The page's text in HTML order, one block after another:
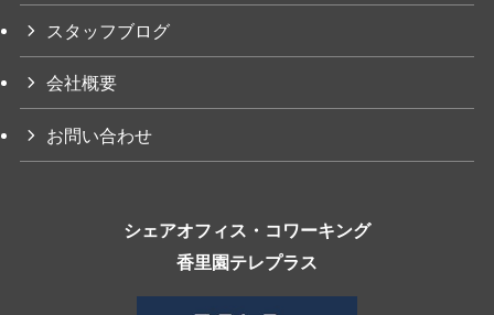
スタッフブログ
会社概要
お問い合わせ
シェアオフィス・コワーキング
香里園テレプラス